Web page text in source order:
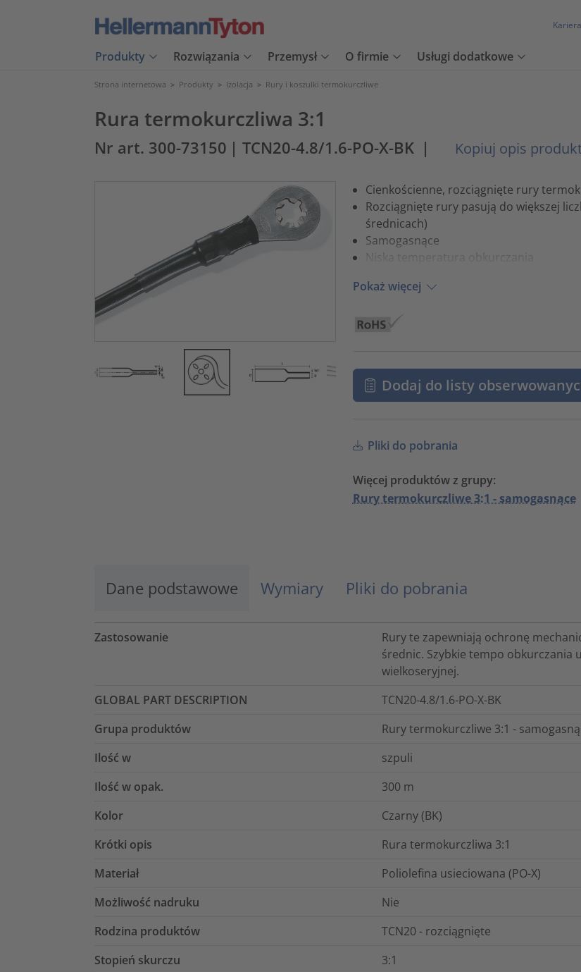
Kariera
Produkty Rozwiązania Przemysł O firmie Usługi dodatkowe
Strona internetowa > Produkty > Izolacja > Rury i koszulki termokurczliwe
Rura termokurczliwa 3:1
Nr art. 300-73150 | TCN20-4.8/1.6-PO-X-BK | Kopiuj opis
Cienkościenne, rozciągnięte rury
Rozciągnięte rury pasują do większej
średnicach)
Samogasnące
Niska temperatura obkurczania
Pokaż więcej
Dodaj do listy
Pliki do pobrania
Więcej produktów z grupy:
Rury termokurczliwe 3:1 - samogasnące
Dane podstawowe Wymiary Pliki do pobrania
Zastosowanie
Rury te zapewniają ochronę
średnic. Szybkie tempo obkurczania
wielkoseryjnej.
GLOBAL PART DESCRIPTION
TCN20-4.8/1.6-PO-X-BK
Grupa produktów
Rury termokurczliwe 3:1 -
Ilość w
szpuli
Ilość w opak.
300 m
Kolor
Czarny (BK)
Krótki opis
Rura termokurczliwa 3:1
Materiał
Poliolefina usieciowana (PO-X)
Możliwość nadruku
Nie
Rodzina produktów
TCN20 - rozciągnięte
Stopień skurczu
3:1